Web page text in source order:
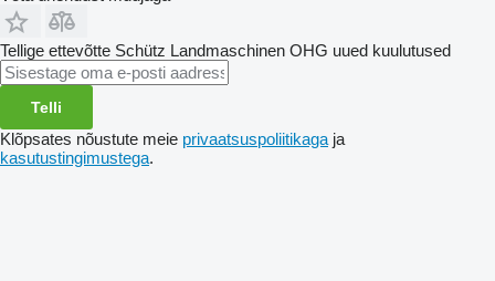
Tellige ettevõtte Schütz Landmaschinen OHG uued kuulutused
Telli
Klõpsates nõustute meie privaatsuspoliitikaga ja
kasutustingimustega.